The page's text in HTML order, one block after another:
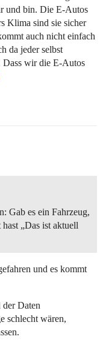
und bin. Die E-Autos
Klima sind sie sicher
auch nicht einfach
da jeder selbst
Dass wir die E-Autos
Gab es ein Fahrzeug,
„Das ist aktuell
und es kommt
Daten
schlecht wären,